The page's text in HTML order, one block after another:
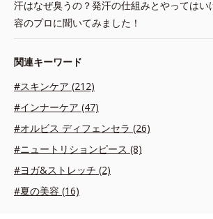
汗はなぜ臭うの？発汗の仕組みとやってはい
容のプロに聞いてみました！
関連キーワード
#スキンケア (212)
#インナーケア (47)
#オルビス ディフェンセラ (26)
#ニュートリションピース (8)
#ヨガ&ストレッチ (2)
#夏の美容 (16)